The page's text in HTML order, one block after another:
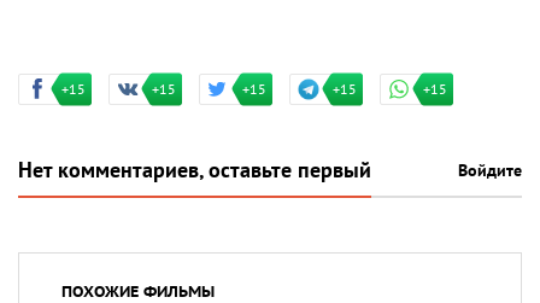
+15 +15 +15 +15 +15
Нет комментариев, оставьте первый Войдите
ПОХОЖИЕ ФИЛЬМЫ